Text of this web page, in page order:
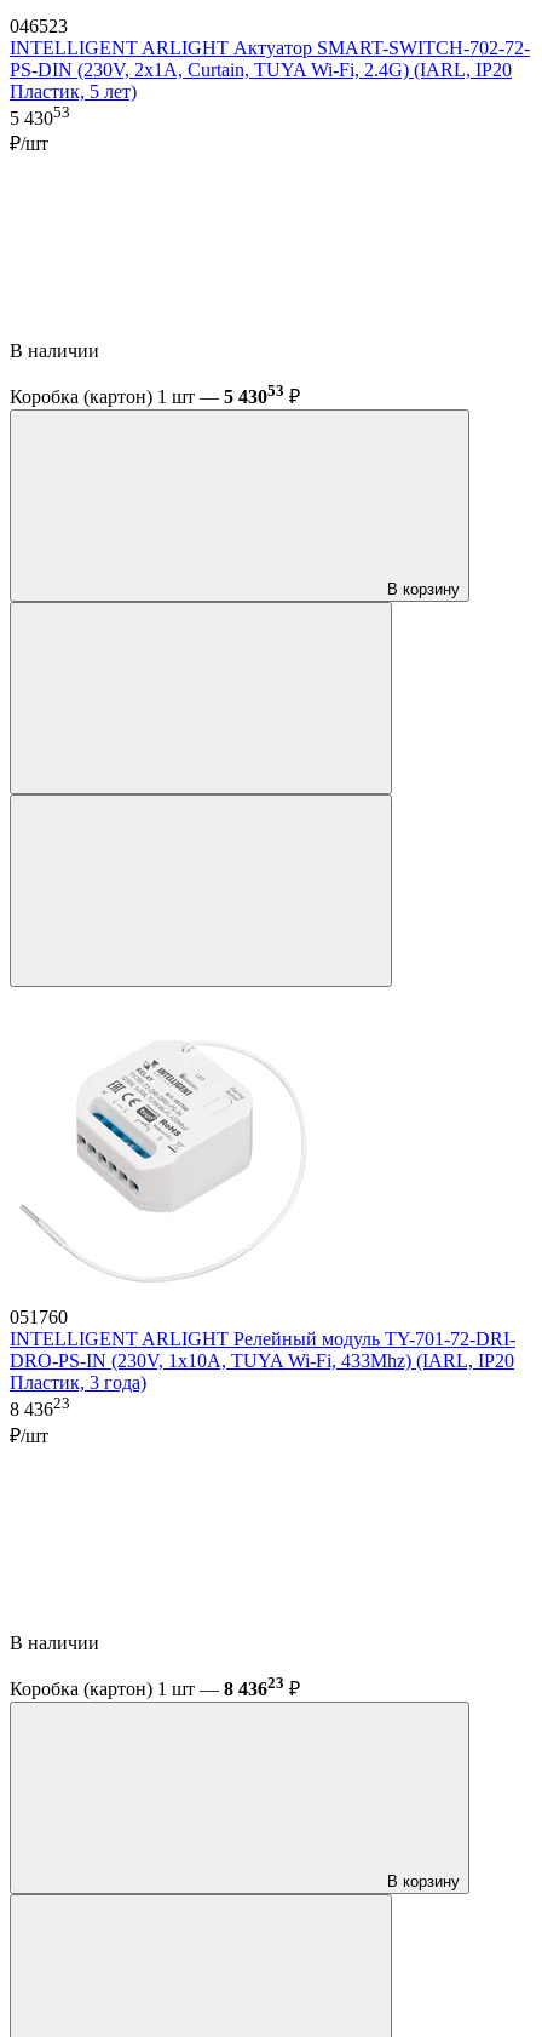
046523
INTELLIGENT ARLIGHT Актуатор SMART-SWITCH-702-72-
PS-DIN (230V, 2x1A, Curtain, TUYA Wi-Fi, 2.4G) (IARL, IP20
Пластик, 5 лет)
5 43053
₽/шт
В наличии
Коробка (картон) 1 шт — 5 43053 ₽
В корзину
051760
INTELLIGENT ARLIGHT Релейный модуль TY-701-72-DRI-
DRO-PS-IN (230V, 1x10A, TUYA Wi-Fi, 433Mhz) (IARL, IP20
Пластик, 3 года)
8 43623
₽/шт
В наличии
Коробка (картон) 1 шт — 8 43623 ₽
В корзину